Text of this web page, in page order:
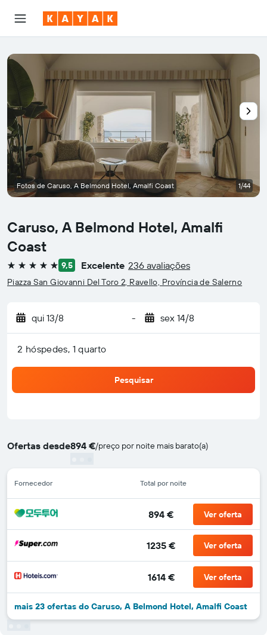
Caruso, A Belmond Hotel, Amalfi
Coast
5 estrelas 9,5 Excelente 236 avaliações
Piazza San Giovanni Del Toro 2, Ravello, Província de Salerno
qui 13/8 - sex 14/8
2 hóspedes, 1 quarto
Pesquisar
Ofertas desde894 €/preço por noite mais barato(a)
Fornecedor Total por noite
894 € Ver oferta
1235 € Ver oferta
1614 € Ver oferta
mais 23 ofertas do Caruso, A Belmond Hotel, Amalfi Coast
Fotos de Caruso, A Belmond Hotel, Amalfi Coast 1/44